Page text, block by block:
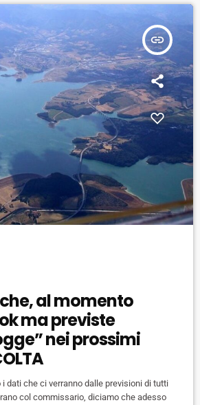
insert_link
al momento
ma previste
nei prossimi
i dati che ci verranno dalle previsioni di tutti
col commissario, diciamo che adesso